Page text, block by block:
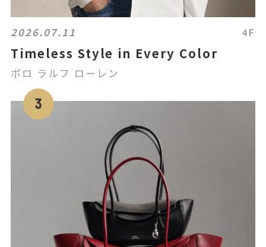
2026.07.11 4F
Timeless Style in Every Color
ポロ ラルフ ローレン